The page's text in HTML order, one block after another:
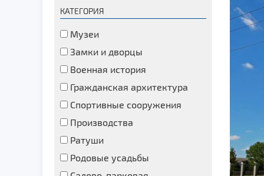
КАТЕГОРИЯ
Музеи
Замки и дворцы
Военная история
Гражданская архитектура
Спортивные сооружения
Производства
Ратуши
Родовые усадьбы